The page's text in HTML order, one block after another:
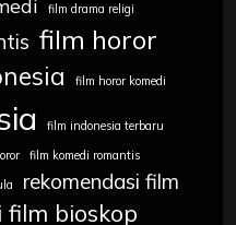
film drama religi
film horor
film horor komedi
film indonesia terbaru
film komedi romantis
rekomendasi film
film bioskop